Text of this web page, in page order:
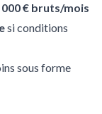
000 € bruts/mois
si conditions
sous forme